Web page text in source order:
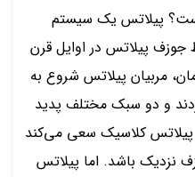
است؟ پیلاتس یک سیستم
پیلاتس در اوایل قرن
مربیان پیلاتس شروع به
و دو سبک مختلف پدید
کلاسیک سعی می‌کند
نزدیک باشد. اما پیلاتس